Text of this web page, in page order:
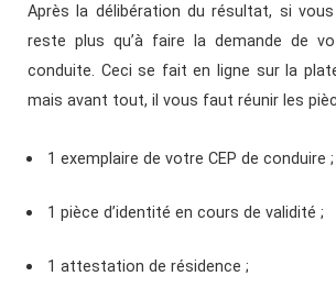
Après la délibération du résultat, si
reste plus qu’à faire la demande de
conduite. Ceci se fait en ligne sur la
mais avant tout, il vous faut réunir les
1 exemplaire de votre CEP de conduire ;
1 pièce d’identité en cours de validité ;
1 attestation de résidence ;